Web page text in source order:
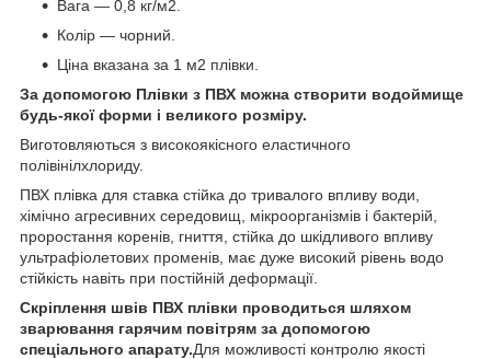
Вага ― 0,8 кг/м2.
Колір ― чорний.
Ціна вказана за 1 м2 плівки.
За допомогою Плівки з ПВХ можна створити водоймище
будь-якої форми і великого розміру.
Виготовляються з високоякісного еластичного
полівінілхлориду.
ПВХ плівка для ставка стійка до тривалого впливу води,
хімічно агресивних середовищ, мікроорганізмів і бактерій,
проростання коренів, гниття, стійка до шкідливого впливу
ультрафіолетових променів, має дуже високий рівень водо
стійкість навіть при постійній деформації.
Скріплення швів ПВХ плівки проводиться шляхом
зварювання гарячим повітрям за допомогою
спеціального апарату.Для можливості контролю якості